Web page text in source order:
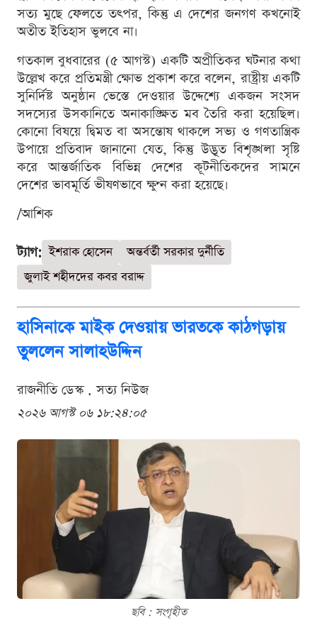
সত্য মুছে ফেলতে তৎপর, কিন্তু এ দেশের জনগণ কখনোই
অতীত ইতিহাস ভুলবে না।
গতকাল বুধবারের (৫ আগস্ট) একটি অপ্রীতিকর ঘটনার কথা
উল্লেখ করে প্রতিমন্ত্রী ক্ষোভ প্রকাশ করে বলেন, রাষ্ট্রীয় একটি
সুনির্দিষ্ট অনুষ্ঠান ভেস্তে দেওয়ার উদ্দেশ্যে একজন সংসদ
সদস্যের উসকানিতে অনাকাঙ্ক্ষিত মব তৈরি করা হয়েছিল।
কোনো বিষয়ে দ্বিমত বা অসন্তোষ থাকলে সভ্য ও গণতান্ত্রিক
উপায়ে প্রতিবাদ জানানো যেত, কিন্তু উদ্ভূত বিশৃঙ্খলা সৃষ্টি
করে আন্তর্জাতিক বিভিন্ন দেশের কূটনীতিকদের সামনে
দেশের ভাবমূর্তি ভীষণভাবে ক্ষুণ্ন করা হয়েছে।
/আশিক
ট্যাগ: ইশরাক হোসেন
অন্তর্বর্তী সরকার দুর্নীতি
জুলাই শহীদদের কবর বরাদ্দ
হাসিনাকে মাইক দেওয়ায় ভারতকে কাঠগড়ায়
তুললেন সালাহউদ্দিন
রাজনীতি ডেস্ক . সত্য নিউজ
২০২৬ আগস্ট ০৬ ১৮:২৪:০৫
ছবি : সংগৃহীত